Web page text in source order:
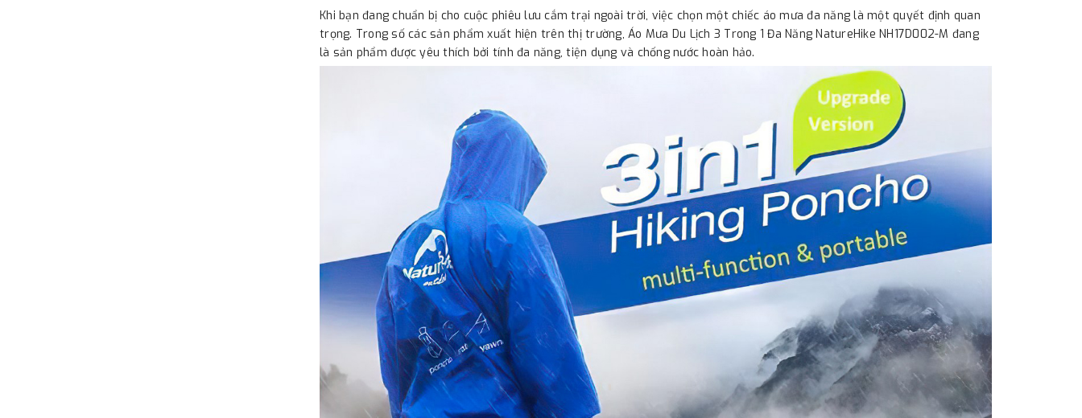
Khi bạn đang chuẩn bị cho cuộc phiêu lưu cắm trại ngoài trời, việc chọn một chiếc áo mưa đa năng là một quyết định quan
trọng. Trong số các sản phẩm xuất hiện trên thị trường, Áo Mưa Du Lịch 3 Trong 1 Đa Năng NatureHike NH17D002-M đang
là sản phẩm được yêu thích bởi tính đa năng, tiện dụng và chống nước hoàn hảo.